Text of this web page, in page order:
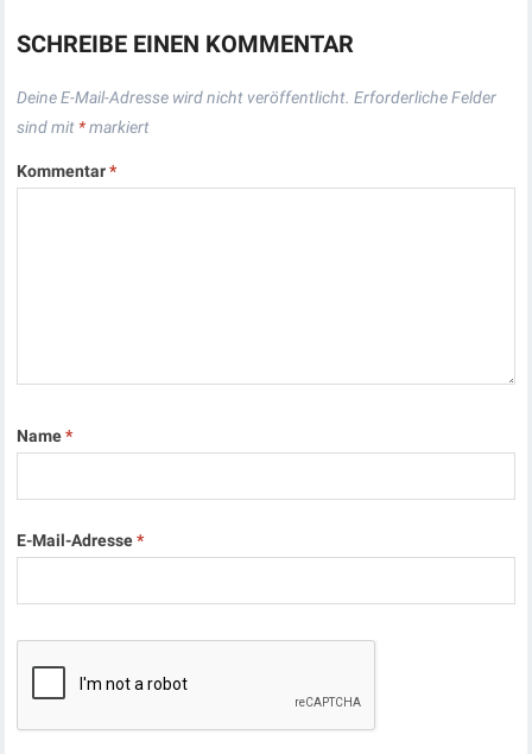
SCHREIBE EINEN KOMMENTAR
Deine E-Mail-Adresse wird nicht veröffentlicht. Erforderliche Felder
sind mit *markiert
Kommentar*
Name*
E-Mail-Adresse*